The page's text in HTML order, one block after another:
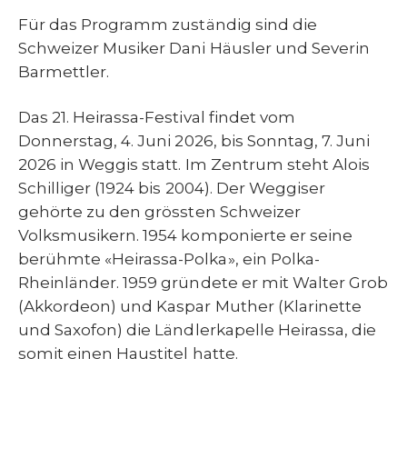
Für das Programm zuständig sind die
Schweizer Musiker Dani Häusler und Severin
Barmettler.
Das 21. Heirassa-Festival findet vom
Donnerstag, 4. Juni 2026, bis Sonntag, 7. Juni
2026 in Weggis statt. Im Zentrum steht Alois
Schilliger (1924 bis 2004). Der Weggiser
gehörte zu den grössten Schweizer
Volksmusikern. 1954 komponierte er seine
berühmte «Heirassa-Polka», ein Polka-
Rheinländer. 1959 gründete er mit Walter Grob
(Akkordeon) und Kaspar Muther (Klarinette
und Saxofon) die Ländlerkapelle Heirassa, die
somit einen Haustitel hatte.